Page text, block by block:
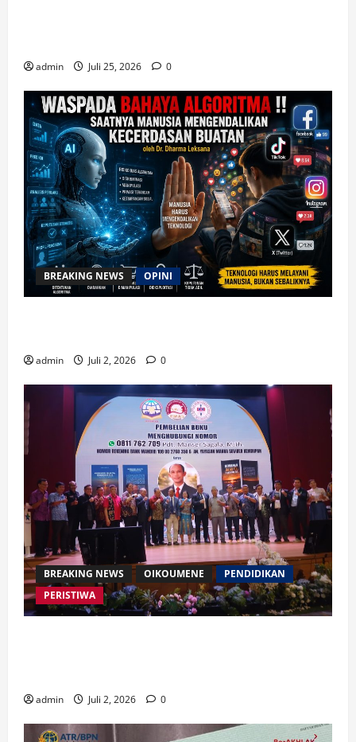
admin Juli 25, 2026 0
BREAKING NEWS OPINI
admin Juli 2, 2026 0
BREAKING NEWS OIKOUMENE
PENDIDIKAN
PERISTIWA
admin Juli 2, 2026 0